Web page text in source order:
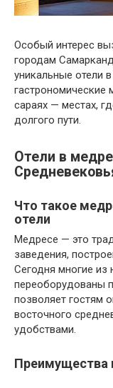
Особый интерес
городам
уникальные отели
гастрономические
сараях — местах,
долгого пути.
Отели в
Что такое
отели
Медресе — это
заведения,
Сегодня многие из
переоборудованы
позволяет гостям
восточного
удобствами.
Преимущества